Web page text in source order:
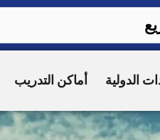
الدولية أماكن التدريب